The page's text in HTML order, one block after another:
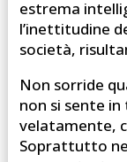
estrema
l’inettitudine
società,
Non sorride
non si sente
velatamente,
Soprattutto